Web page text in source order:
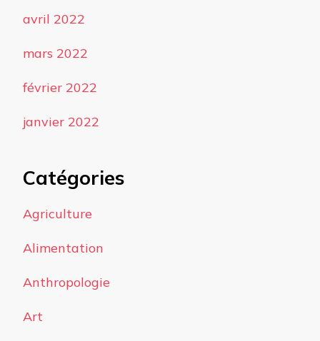
avril 2022
mars 2022
février 2022
janvier 2022
Catégories
Agriculture
Alimentation
Anthropologie
Art